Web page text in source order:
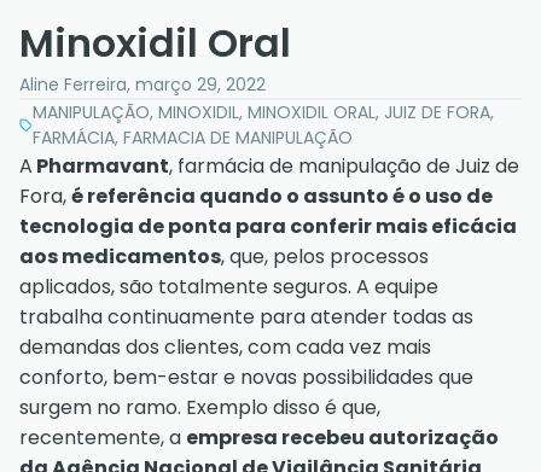
Minoxidil Oral
Aline Ferreira, março 29, 2022
MANIPULAÇÃO, MINOXIDIL, MINOXIDIL ORAL, JUIZ DE FORA,
FARMÁCIA, FARMACIA DE MANIPULAÇÃO
A Pharmavant, farmácia de manipulação de Juiz de
Fora,é referência quando o assunto é o uso de
tecnologia de ponta para conferir mais eficácia
aos medicamentos, que, pelos processos
aplicados, são totalmente seguros. A equipe
trabalha continuamente para atender todas as
demandas dos clientes, com cada vez mais
conforto, bem-estar e novas possibilidades que
surgem no ramo. Exemplo disso é que,
recentemente, a empresa recebeu autorização